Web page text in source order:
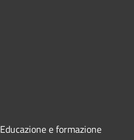
Educazione e formazione